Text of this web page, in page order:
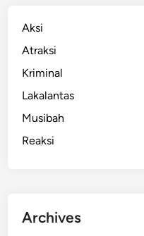
Aksi
Atraksi
Kriminal
Lakalantas
Musibah
Reaksi
Archives